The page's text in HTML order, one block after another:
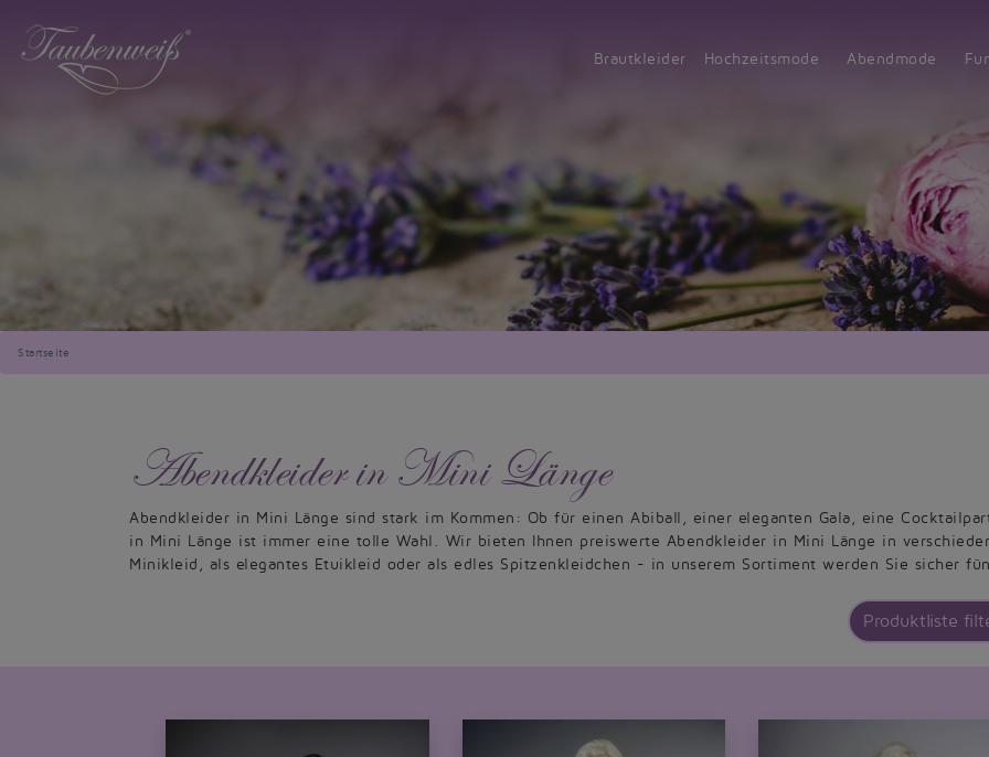
Brautkleider Hochzeitsmode Abendmode
Startseite
Abendkleider in Mini Länge
Abendkleider in Mini Länge sind stark im Kommen: Ob für einen Abiball, einer eleganten Gala, eine
in Mini Länge ist immer eine tolle Wahl. Wir bieten Ihnen preiswerte Abendkleider in Mini Länge in
Minikleid, als elegantes Etuikleid oder als edles Spitzenkleidchen - in unserem Sortiment werden Sie sicher
Produktliste